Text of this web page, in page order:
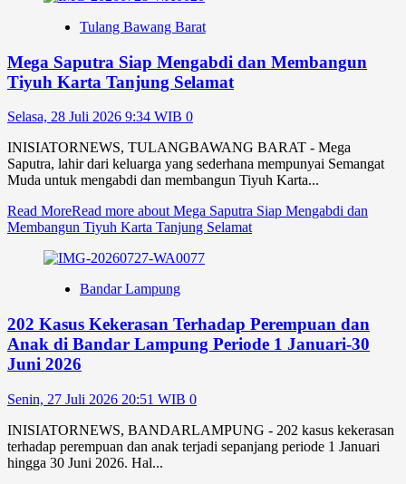
Tulang Bawang Barat
Mega Saputra Siap Mengabdi dan Membangun
Tiyuh Karta Tanjung Selamat
Selasa, 28 Juli 2026 9:34 WIB 0
INISIATORNEWS, TULANGBAWANG BARAT - Mega
Saputra, lahir dari keluarga yang sederhana mempunyai Semangat
Muda untuk mengabdi dan membangun Tiyuh Karta...
Read MoreRead more about Mega Saputra Siap Mengabdi dan
Membangun Tiyuh Karta Tanjung Selamat
Bandar Lampung
202 Kasus Kekerasan Terhadap Perempuan dan
Anak di Bandar Lampung Periode 1 Januari-30
Juni 2026
Senin, 27 Juli 2026 20:51 WIB 0
INISIATORNEWS, BANDARLAMPUNG - 202 kasus kekerasan
terhadap perempuan dan anak terjadi sepanjang periode 1 Januari
hingga 30 Juni 2026. Hal...